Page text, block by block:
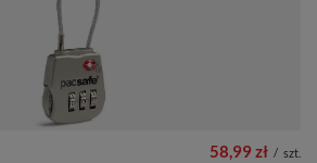
58,99 zł / szt.